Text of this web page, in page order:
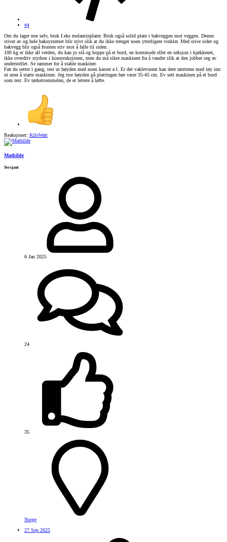
#4
Om du lager noe selv, bruk f.eks melaminplater. Bruk også solid plate i bakveggen mot veggen. Denne
stiver av og hele baksystemet blir stivt slik at du ikke trenger noen ytterligere vinkler. Med stive sider og
bakvegg blir også fronten stiv mot å falle til siden.
100 kg er ikke all verden, du kan jo stå og hoppe på et bord, en kommode eller en seksjon i kjøkkenet,
ikke overdriv styrken i konstruksjonen, men du må sikre maskinen fra å vandre slik at den jobber seg av
understellet. Se rammer for å stable maskiner.
Før du setter i gang, test ut høyden med noen kasser e.l. Er det vaklevorent kan dere tørrtrene med tøy inn
ut uten å starte maskinen. Jeg tror høyden på plattingen bør være 35-45 cm. Ev sett maskinen på et bord
som test. Ev tørketrommelen, de er lettere å løfte.
Reaksjoner: KiloWatt
Mathilde
Sersjant
6 Jan 2025
24
35
Norge
27 Sep 2025